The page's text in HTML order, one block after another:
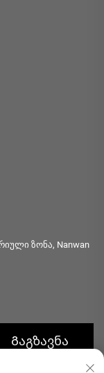
ზონა, Nanwan
Გაგზავნა